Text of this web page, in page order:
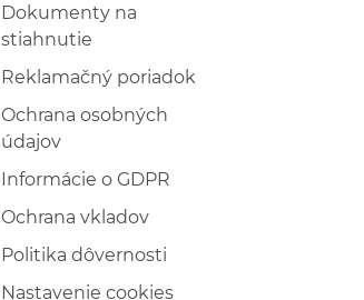
Dokumenty na
stiahnutie
Reklamačný poriadok
Ochrana osobných
údajov
Informácie o GDPR
Ochrana vkladov
Politika dôvernosti
Nastavenie cookies